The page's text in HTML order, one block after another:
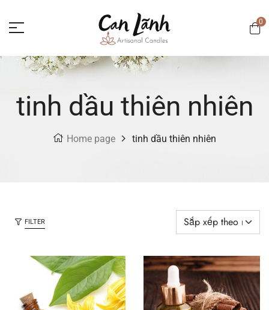
0
tinh dầu thiên nhiên
Home page tinh dầu thiên nhiên
FILTER